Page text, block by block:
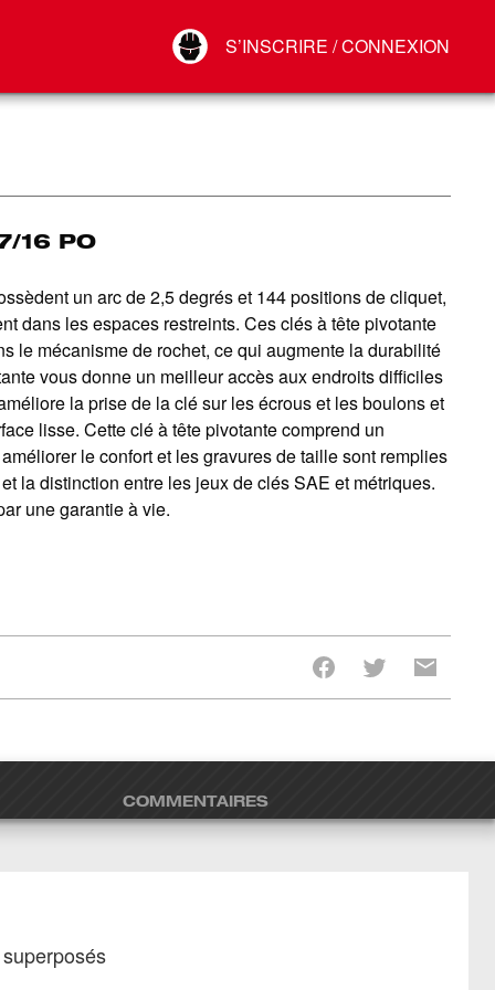
S’INSCRIRE / CONNEXION
Connect
16 PO
un arc de 2,5 degrés et 144 positions de cliquet,
dans les espaces restreints. Ces clés à tête pivotante
le mécanisme de rochet, ce qui augmente la durabilité
vous donne un meilleur accès aux endroits difficiles
la prise de la clé sur les écrous et les boulons et
lisse. Cette clé à tête pivotante comprend un
le confort et les gravures de taille sont remplies
la distinction entre les jeux de clés SAE et métriques.
une garantie à vie.
COMMENTAIRES